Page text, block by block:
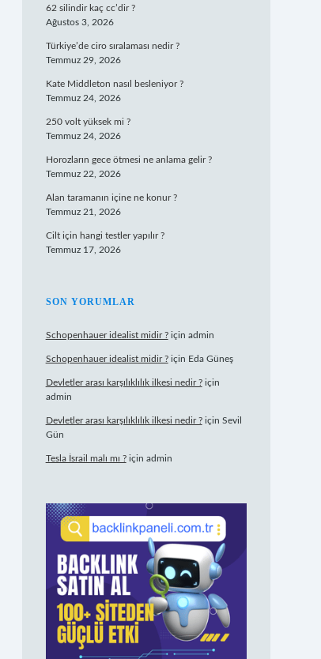
62 silindir kaç cc’dir ?
Ağustos 3, 2026
Türkiye’de ciro sıralaması nedir ?
Temmuz 29, 2026
Kate Middleton nasıl besleniyor ?
Temmuz 24, 2026
250 volt yüksek mi ?
Temmuz 24, 2026
Horozların gece ötmesi ne anlama gelir ?
Temmuz 22, 2026
Alan taramanın içine ne konur ?
Temmuz 21, 2026
Cilt için hangi testler yapılır ?
Temmuz 17, 2026
SON YORUMLAR
Schopenhauer idealist midir ?için admin
Schopenhauer idealist midir ?için Eda Güneş
Devletler arası karşılıklılık ilkesi nedir ?için
admin
Devletler arası karşılıklılık ilkesi nedir ?için Sevil
Gün
Tesla İsrail malı mı ?için admin